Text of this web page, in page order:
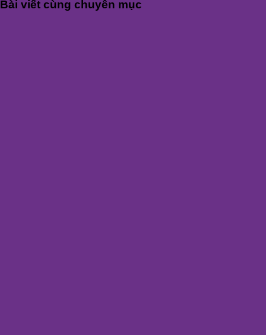
Bài viết cùng chuyên mục